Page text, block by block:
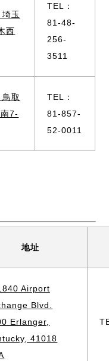
玉
西
TEL：
81-48-
256-
3511
取
7-
TEL：
81-857-
52-0011
地址
Airport
Blvd.
Erlanger,
41018